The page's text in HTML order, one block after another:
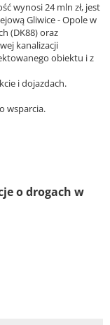
wynosi 24 mln zł, jest
Gliwice - Opole w
(DK88) oraz
kanalizacji
obiektu i z
i dojazdach.
wsparcia.
o drogach w